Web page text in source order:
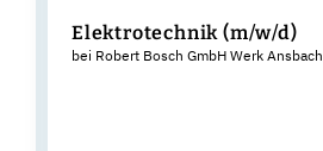
Elektrotechnik (m/w/d)
bei Robert Bosch GmbH Werk Ansbach